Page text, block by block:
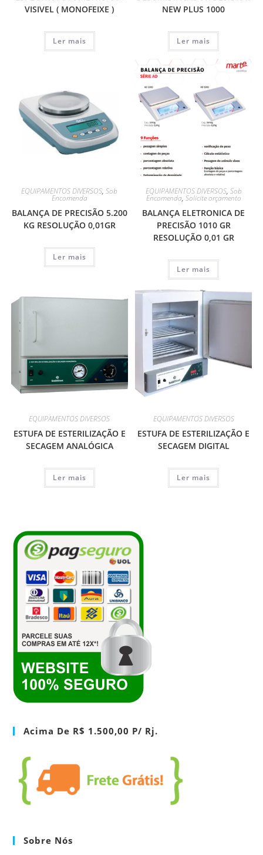
VISIVEL ( MONOFEIXE )
Ler mais
NEW PLUS 1000
Ler mais
EQUIPAMENTOS DIVERSOS,Sob
Encomenda
BALANÇA DE PRECISÃO 5.200
KG RESOLUÇÃO 0,01GR
Ler mais
EQUIPAMENTOS DIVERSOS, Sob
Encomenda, Solicite orçamento
BALANÇA ELETRONICA DE
PRECISÃO 1010 GR
RESOLUÇÃO 0,01 GR
Ler mais
EQUIPAMENTOS DIVERSOS
ESTUFA DE ESTERILIZAÇÃO E
SECAGEM ANALÓGICA
Ler mais
EQUIPAMENTOS DIVERSOS
ESTUFA DE ESTERILIZAÇÃO E
SECAGEM DIGITAL
Ler mais
Acima De R$ 1.500,00 P/ Rj.
Sobre Nós